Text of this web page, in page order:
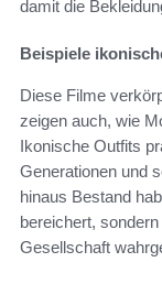
damit die
Beispiele
Diese Filme
zeigen auch, wie
Ikonische Outfits
Generationen und
hinaus Bestand
bereichert,
Gesellschaft